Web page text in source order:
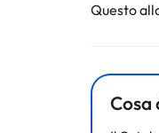
Alcuni dei
Questo
Cosa